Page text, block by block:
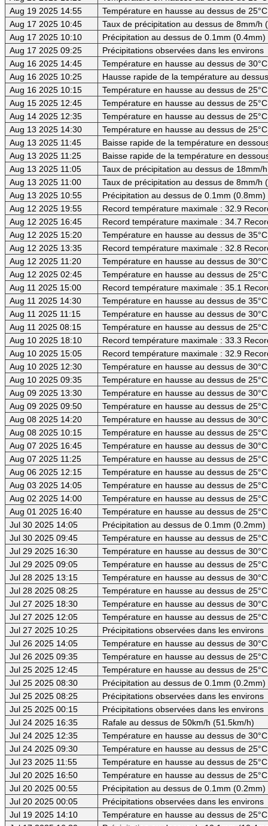
Aug 19 2025 14:55
Température en hausse au dessus de
Aug 17 2025 10:45
Taux de précipitation au dessus de 8mm/h
Aug 17 2025 10:10
Précipitation au dessus de 0.1mm
Aug 17 2025 09:25
Précipitations observées dans les environs
Aug 16 2025 14:45
Température en hausse au dessus de
Aug 16 2025 10:25
Hausse rapide de la température au
Aug 16 2025 10:15
Température en hausse au dessus de
Aug 15 2025 12:45
Température en hausse au dessus de
Aug 14 2025 12:35
Température en hausse au dessus de
Aug 13 2025 14:30
Température en hausse au dessus de
Aug 13 2025 11:45
Baisse rapide de la température en
Aug 13 2025 11:25
Baisse rapide de la température en
Aug 13 2025 11:05
Taux de précipitation au dessus de 18mm/
Aug 13 2025 11:00
Taux de précipitation au dessus de 8mm/h
Aug 13 2025 10:55
Précipitation au dessus de 0.1mm (0.8mm)
Aug 12 2025 19:55
Record température maximale : 32.9
Aug 12 2025 16:45
Record température maximale : 34.7
Aug 12 2025 15:20
Température en hausse au dessus de
Aug 12 2025 13:35
Record température maximale : 32.8
Aug 12 2025 11:20
Température en hausse au dessus de
Aug 12 2025 02:45
Température en hausse au dessus de
Aug 11 2025 15:00
Record température maximale : 35.1
Aug 11 2025 14:30
Température en hausse au dessus de
Aug 11 2025 11:15
Température en hausse au dessus de
Aug 11 2025 08:15
Température en hausse au dessus de
Aug 10 2025 18:10
Record température maximale : 33.3
Aug 10 2025 15:05
Record température maximale : 32.9
Aug 10 2025 12:30
Température en hausse au dessus de
Aug 10 2025 09:35
Température en hausse au dessus de
Aug 09 2025 13:30
Température en hausse au dessus de
Aug 09 2025 09:50
Température en hausse au dessus de
Aug 08 2025 14:20
Température en hausse au dessus de
Aug 08 2025 10:15
Température en hausse au dessus de
Aug 07 2025 16:45
Température en hausse au dessus de
Aug 07 2025 11:25
Température en hausse au dessus de
Aug 06 2025 12:15
Température en hausse au dessus de
Aug 03 2025 14:05
Température en hausse au dessus de
Aug 02 2025 14:00
Température en hausse au dessus de
Aug 01 2025 16:40
Température en hausse au dessus de
Jul 30 2025 14:05
Précipitation au dessus de 0.1mm
Jul 30 2025 09:45
Température en hausse au dessus de
Jul 29 2025 16:30
Température en hausse au dessus de
Jul 29 2025 09:05
Température en hausse au dessus de
Jul 28 2025 13:15
Température en hausse au dessus de
Jul 28 2025 08:25
Température en hausse au dessus de
Jul 27 2025 18:30
Température en hausse au dessus de
Jul 27 2025 12:05
Température en hausse au dessus de
Jul 27 2025 10:25
Précipitations observées dans les environs
Jul 26 2025 14:05
Température en hausse au dessus de
Jul 26 2025 09:35
Température en hausse au dessus de
Jul 25 2025 12:45
Température en hausse au dessus de
Jul 25 2025 08:30
Précipitation au dessus de 0.1mm
Jul 25 2025 08:25
Précipitations observées dans les environs
Jul 25 2025 00:15
Précipitations observées dans les environs
Jul 24 2025 16:35
Rafale au dessus de 50km/h (51.5km/h)
Jul 24 2025 12:35
Température en hausse au dessus de
Jul 24 2025 09:30
Température en hausse au dessus de
Jul 23 2025 11:55
Température en hausse au dessus de
Jul 20 2025 16:50
Température en hausse au dessus de
Jul 20 2025 00:55
Précipitation au dessus de 0.1mm
Jul 20 2025 00:05
Précipitations observées dans les environs
Jul 19 2025 14:10
Température en hausse au dessus de